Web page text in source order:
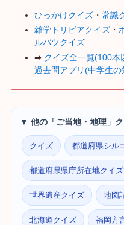
ひっかけクイズ ・常識
雑学トリビアクイズ ・
ルバツクイズ
➡ クイズ全一覧(100本
過去問アプリ(中学生の
▼ 他の「ご当地・地理」
クイズ 都道府県シル
都道府県県庁所在地クイ
世界遺産クイズ 地図
北海道クイズ 福岡方